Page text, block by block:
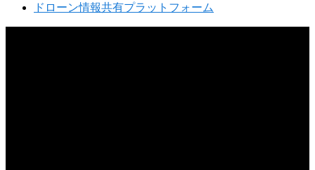
ドローン情報共有プラットフォーム